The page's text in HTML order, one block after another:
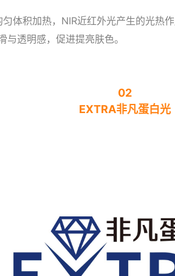
体积加热，NIR近红外光产生的光热
透明感，促进提亮肤色。
02
EXTRA非凡蛋白光